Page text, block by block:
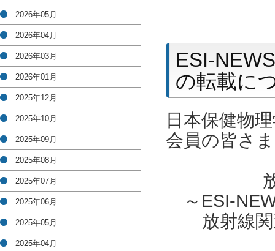
ESI-
の転載に
日本保健物
会員の皆さま
～ESI-
放射線
2026年05月
2026年04月
2026年03月
2026年01月
2025年12月
2025年10月
2025年09月
2025年08月
2025年07月
2025年06月
2025年05月
2025年04月